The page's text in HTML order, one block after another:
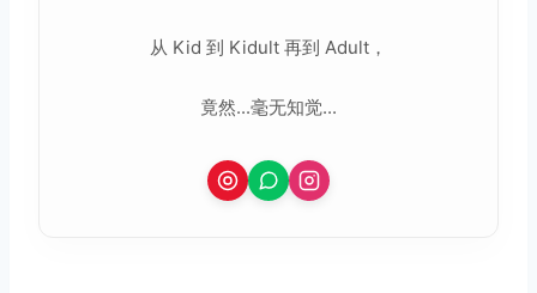
从 Kid 到 Kidult 再到 Adult，
竟然...毫无知觉...